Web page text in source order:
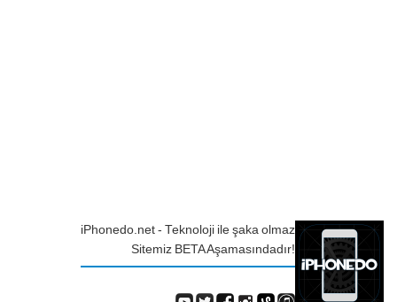
iPhonedo.net - Teknoloji ile şaka olmaz
Sitemiz BETA Aşamasındadır!